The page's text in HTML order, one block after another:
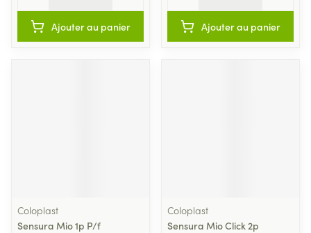
Ajouter au panier Ajouter au panier
Coloplast
Sensura Mio 1p P/f
Coloplast
Sensura Mio Click 2p